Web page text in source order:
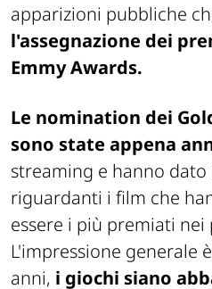
apparizioni pubbliche
l'assegnazione dei
Emmy Awards.
Le nomination dei
sono state appena
streaming e hanno
riguardanti i film che
essere i più premiati nei
L'impressione generale
anni, i giochi siano